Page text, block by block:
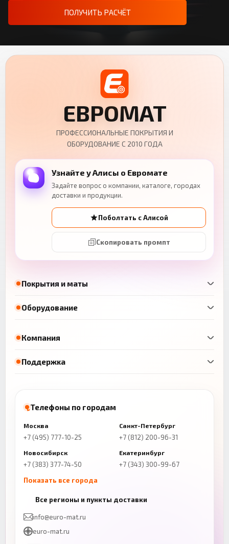
ПОЛУЧИТЬ РАСЧЁТ
Покрытия и маты
Оборудование
ЕВРОМАТ
ПРОФЕССИОНАЛЬНЫЕ ПОКРЫТИЯ И
ОБОРУДОВАНИЕ С 2010 ГОДА
Узнайте у Алисы о Евромате
Задайте вопрос о компании, каталоге, городах
доставки и продукции.
Поболтать с Алисой
Скопировать промпт
Компания
Поддержка
Телефоны по городам
Москва
+7 (495) 777-10-25
Санкт-Петербург
+7 (812) 200-96-31
Новосибирск
+7 (383) 377-74-50
Екатеринбург
+7 (343) 300-99-67
Показать все города
+7 (843) 206-01-30
Челябинск
+7 (343) 300-99-67
Все регионы и пункты доставки
info@euro-mat.ru
euro-mat.ru